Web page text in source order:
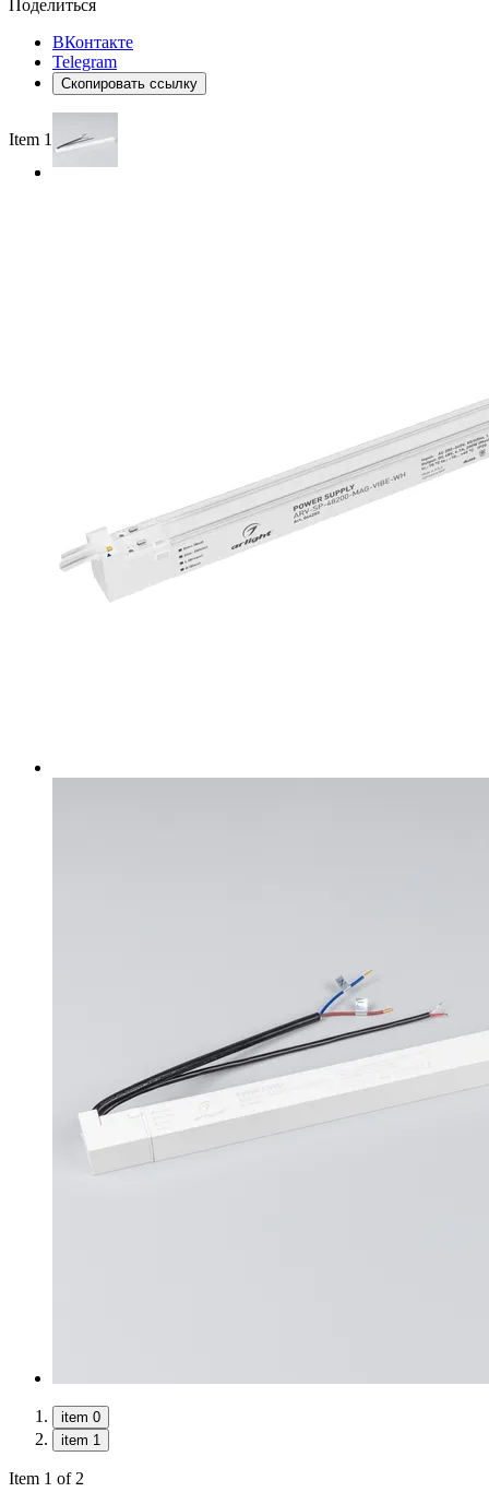
Поделиться
ВКонтакте
Telegram
Скопировать ссылку
Item 1 of 2
item 0
item 1
Item 1 of 2